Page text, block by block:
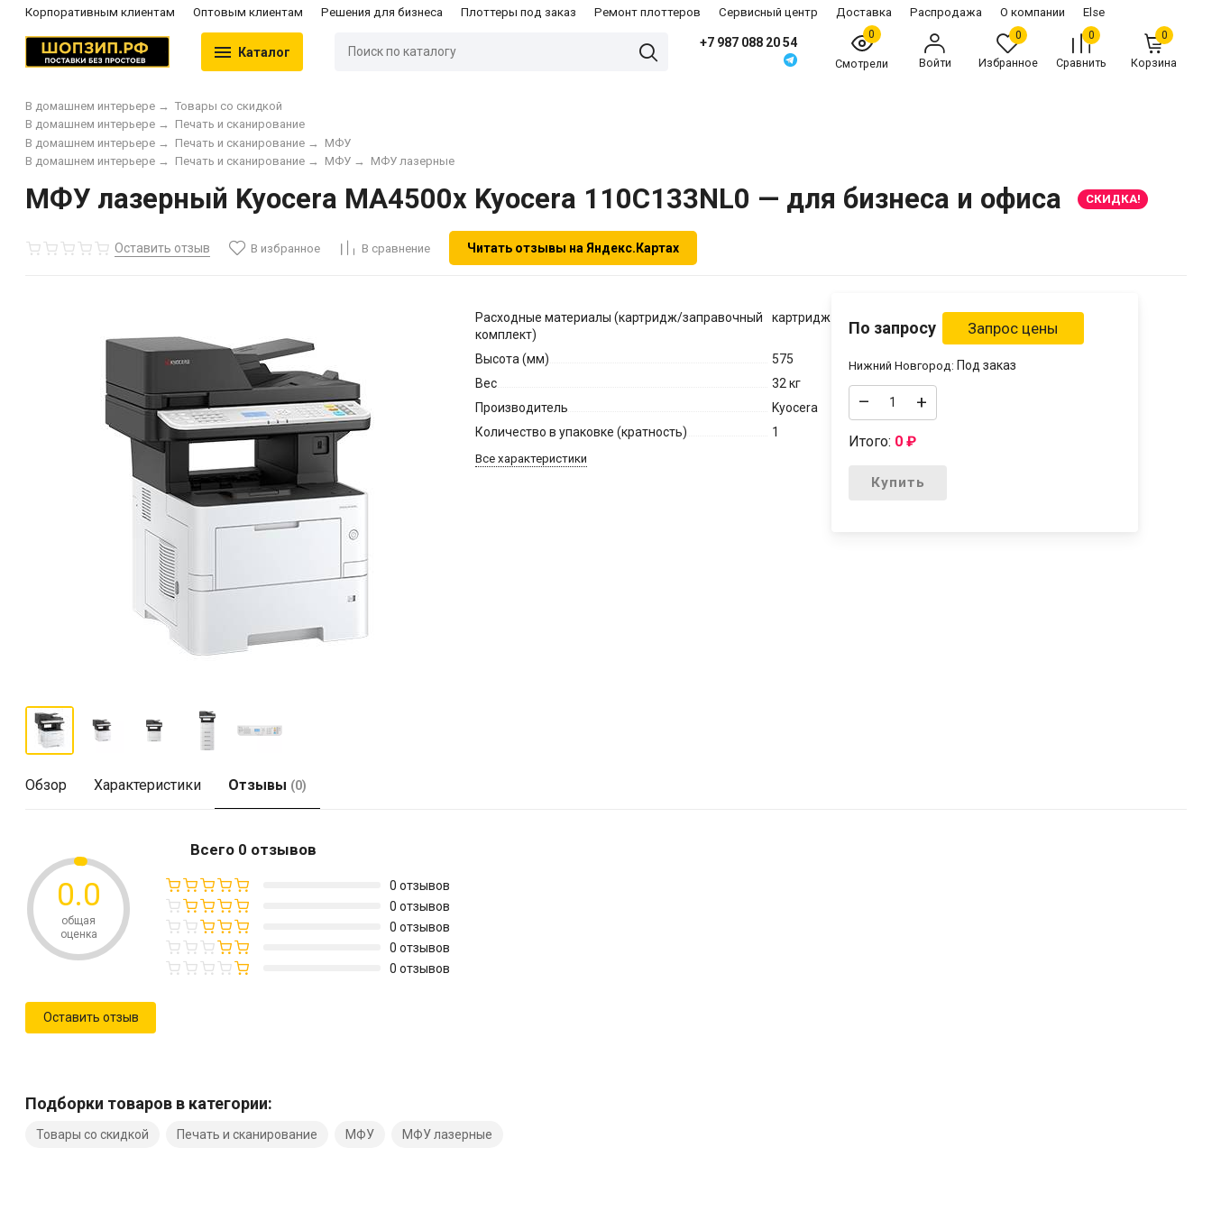
Корпоративным клиентам Оптовым клиентам Решения для бизнеса Плоттеры под заказ Ремонт плоттеров Сервисный центр Доставка Распродажа О компании Else
Каталог
+7 987 088 20 54
0
Смотрели Войти
0
Избранное
0
Сравнить
0
Корзина
В домашнем интерьере → Товары со скидкой
Печать и сканирование
В домашнем интерьере →
МФУ
Печать и сканирование →
В домашнем интерьере →
МФУ лазерные
МФУ →
Печать и сканирование →
В домашнем интерьере →
МФУ лазерный Kyocera MA4500x Kyocera 110C133NL0 — для бизнеса и офиса СКИДКА!
Оставить отзыв В избранное В сравнение Читать отзывы на Яндекс.Картах
Расходные материалы (картридж/заправочный
комплект)
картридж
Высота (мм)
575
Вес
32 кг
Производитель
Kyocera
Количество в упаковке (кратность)
1
Все характеристики
По запросу
Нижний Новгород: Под заказ
– +
Итого: 0₽
Купить
Обзор Характеристики Отзывы (0)
0.0
общая
оценка
Всего 0 отзывов
0 отзывов
0 отзывов
0 отзывов
0 отзывов
0 отзывов
Оставить отзыв
Подборки товаров в категории:
Товары со скидкой Печать и сканирование МФУ МФУ лазерные